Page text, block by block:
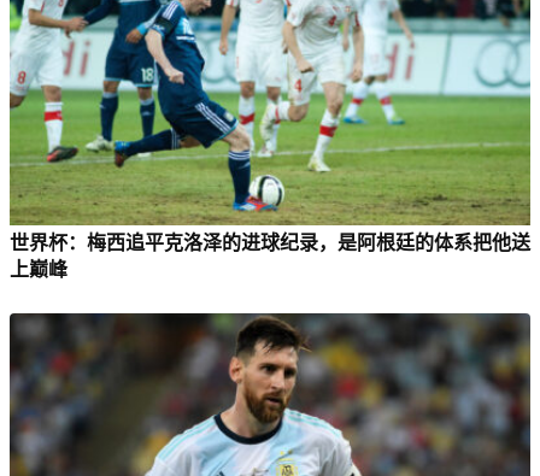
世界杯：梅西追平克洛泽的进球纪录，是阿根廷的体系把他送
上巅峰